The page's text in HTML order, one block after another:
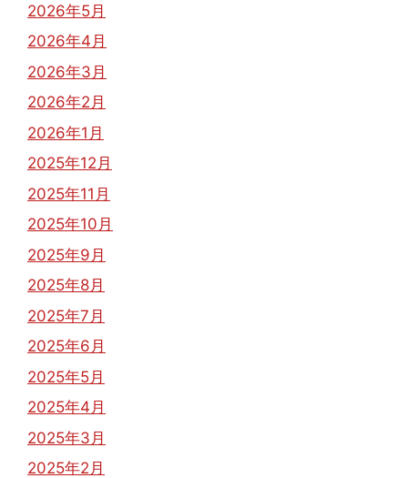
2026年5月
2026年4月
2026年3月
2026年2月
2026年1月
2025年12月
2025年11月
2025年10月
2025年9月
2025年8月
2025年7月
2025年6月
2025年5月
2025年4月
2025年3月
2025年2月